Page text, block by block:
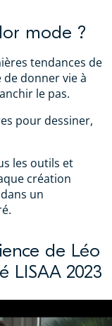
mode ?
tendances de
donner vie à
le pas.
pour dessiner,
les outils et
création
un
de Léo
LISAA 2023
la